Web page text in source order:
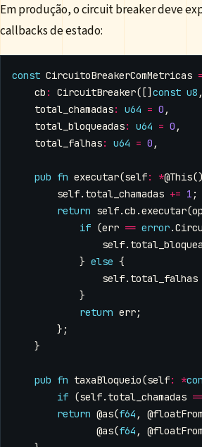
Em produção, o circuit breaker deve
callbacks de estado:
const CircuitoBreakerComMetricas =
cb : CircuitBreaker([] const u8 ,
total_chamadas: u64 = 0 ,
total_bloqueadas: u64 = 0 ,
total_falhas: u64 = 0 ,
pub fn executar(self: *@This
self. total_chamadas += 1 ;
return self.cb .executar(
if (err == error.
self.
} else {
self. total_falhas
}
return err;
};
}
pub fn taxaBloqueio(self: *
if (self. total_chamadas
return @as(f64 ,
@as(f64 ,